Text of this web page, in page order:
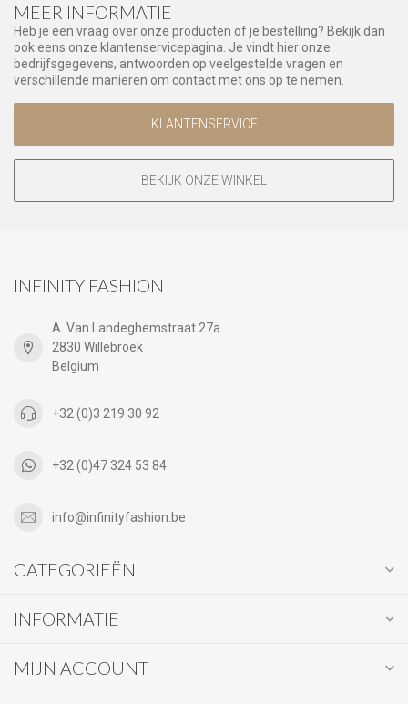
MEER INFORMATIE
Heb je een vraag over onze producten of je bestelling? Bekijk dan
ook eens onze klantenservicepagina. Je vindt hier onze
bedrijfsgegevens, antwoorden op veelgestelde vragen en
verschillende manieren om contact met ons op te nemen.
KLANTENSERVICE
BEKIJK ONZE WINKEL
INFINITY FASHION
A. Van Landeghemstraat 27a
2830 Willebroek
Belgium
+32 (0)3 219 30 92
+32 (0)47 324 53 84
info@infinityfashion.be
CATEGORIEËN
INFORMATIE
MIJN ACCOUNT